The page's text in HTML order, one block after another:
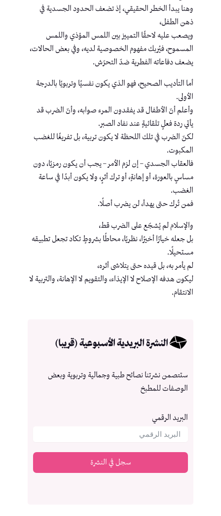
وهنا يبدأ الخطر الحقيقي، إذ تضعف الحدود الجسدية في
ذهن الطفل،
ويصعب عليه لاحقًا التمييز بين اللمس المؤذي واللمس
المسموح، فيُربك مفهوم الخصوصية لديه، وفي بعض الحالات،
يضعف دفاعاته الفطرية ضدّ التحرّش.
أما التأديب الصحيح، فهو الذي يكون نفسيًا وتربويًا بالدرجة
الأولى.
وأعلم أنّ الأطفال قد يفقدون المرء صوابه، وأنّ الضرب قد
يأتي ردة فعلٍ تلقائيةٍ عند نفاد الصبر.
لكنّ الضرب في تلك اللحظة لا يكون تربية، بل تفريغًا للغضب
المكبوت.
فالعقاب الجسدي – إن لزم الأمر – يجب أن يكون رمزيًا، دون
مساسٍ بالعورة، أو إهانةٍ، أو ترك أثرٍ، ولا يكون أبدًا في ساعة
الغضب.
فمن تُرك حتى يهدأ، لن يضرب أصلًا.
والإسلام لم يُشجّع على الضرب قط،
بل جعله خيارًا أخيرًا، نظريًا، محاطًا بشروطٍ تكاد تجعل تطبيقه
مستحيلًا.
لم يأمر به، بل قيده حتى يتلاشى أثره،
ليكون هدفه الإصلاح لا الإيذاء، والتقويم لا الإهانة، والتربية لا
الانتقام.
النشرة البريدية الأسبوعية (قريبا)
ستتصمن نشرتنا نصائح طبية وجمالية وتربوية وبعض
الوصفات للمطبخ
البريد الرقمي
سجل في النشرة